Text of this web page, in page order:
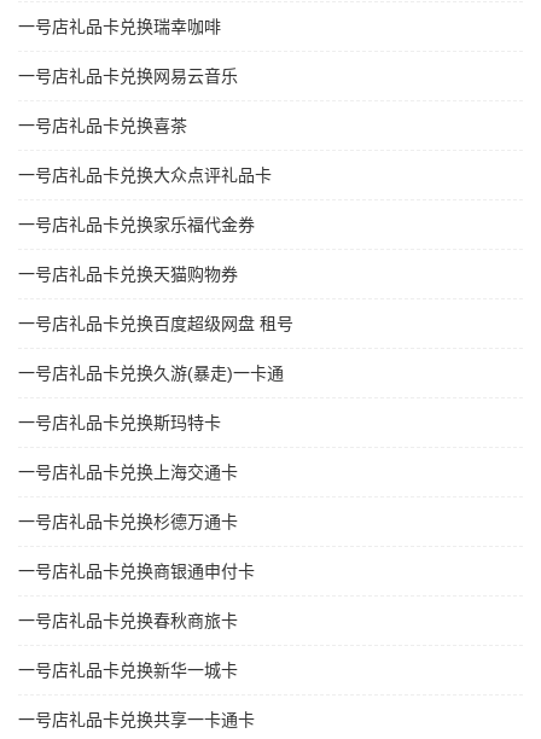
一号店礼品卡兑换瑞幸咖啡
一号店礼品卡兑换网易云音乐
一号店礼品卡兑换喜茶
一号店礼品卡兑换大众点评礼品卡
一号店礼品卡兑换家乐福代金券
一号店礼品卡兑换天猫购物券
一号店礼品卡兑换百度超级网盘 租号
一号店礼品卡兑换久游(暴走)一卡通
一号店礼品卡兑换斯玛特卡
一号店礼品卡兑换上海交通卡
一号店礼品卡兑换杉德万通卡
一号店礼品卡兑换商银通申付卡
一号店礼品卡兑换春秋商旅卡
一号店礼品卡兑换新华一城卡
一号店礼品卡兑换共享一卡通卡